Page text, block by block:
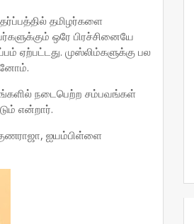
தமிழர்களை
ஒரே பிரச்சினையே
ஏற்பட்டது. முஸ்லிம்களுக்கு பல
நடைபெற்ற சம்பவங்கள்
என்றார்.
ஐயம்பிள்ளை